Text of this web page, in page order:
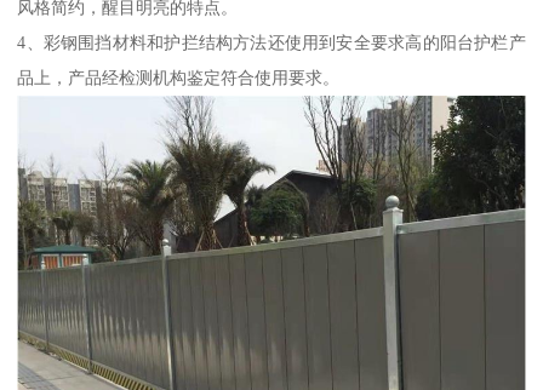
风格简约，醒目明亮的特点。
4、彩钢围挡材料和护拦结构方法还使用到安全要求高的阳台护栏产
品上，产品经检测机构鉴定符合使用要求。